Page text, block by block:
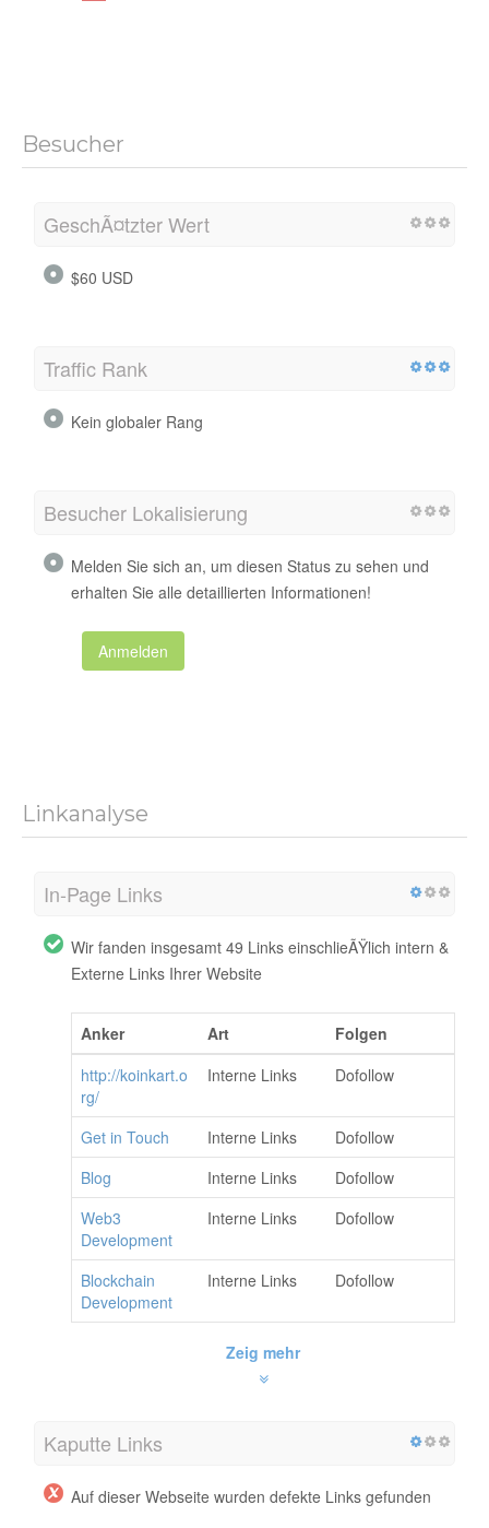
Besucher
GeschÃ¤tzter Wert
$60 USD
Traffic Rank
Kein globaler Rang
Besucher Lokalisierung
Melden Sie sich an, um diesen Status zu sehen und
erhalten Sie alle detaillierten Informationen!
Anmelden
Linkanalyse
In-Page Links
Wir fanden insgesamt 49 Links einschlieÃŸlich intern &
Externe Links Ihrer Website
Anker Art
Folgen
http://koinkart.o
rg/
Interne Links Dofollow
Get in Touch Interne Links
Dofollow
Blog
Interne Links
Dofollow
Web3
Development
Interne Links Dofollow
Blockchain
Development
Interne Links Dofollow
Zeig mehr
Kaputte Links
Auf dieser Webseite wurden defekte Links gefunden